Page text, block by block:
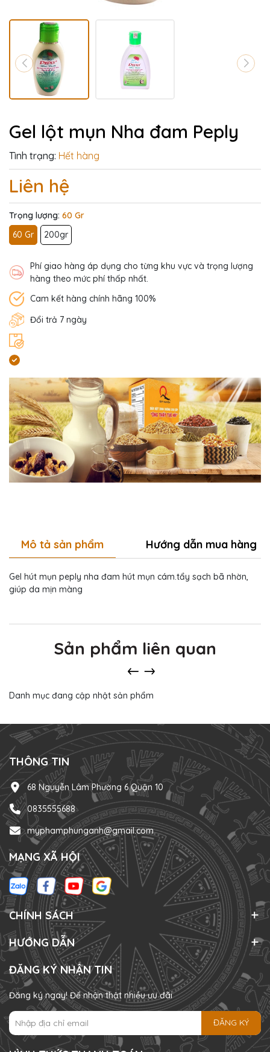
Gel lột mụn Nha đam Peply
Tình trạng: Hết hàng
Liên hệ
Trọng lượng: 60 Gr
60 Gr
200gr
Phí giao hàng áp dụng cho từng khu vực và trọng lượng
hàng theo mức phí thấp nhất.
Cam kết hàng chính hãng 100%
Đổi trả 7 ngày
Mô tả sản phẩm Hướng dẫn mua hàng
Gel hút mụn peply nha đam hút mụn cám.tẩy sạch bã nhờn,
giúp da mịn màng
Sản phẩm liên quan
Danh mục đang cập nhật sản phẩm
THÔNG TIN
68 Nguyễn Lâm Phường 6 Quận 10
0835555688
myphamphunganh@gmail.com
MẠNG XÃ HỘI
CHÍNH SÁCH
HƯỚNG DẪN
ĐĂNG KÝ NHẬN TIN
Đăng ký ngay! Để nhận thật nhiều ưu đãi
ĐĂNG KÝ